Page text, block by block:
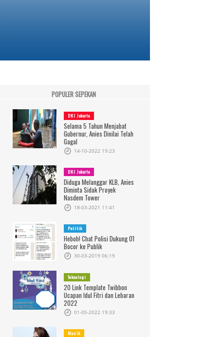
POPULER SEPEKAN
DKI Jakarta
Selama 5 Tahun Menjabat
Gubernur, Anies Dinilai Telah
Gagal
14-10-2022 19:23
DKI Jakarta
Diduga Melanggar KLB, Anies
Diminta Sidak Proyek
Nasdem Tower
18-03-2021 11:41
Politik
Heboh! Chat Polisi Dukung 01
Bocor ke Publik
30-03-2019 06:19
Teknologi
20 Link Template Twibbon
Ucapan Idul Fitri dan Lebaran
2022
01-05-2022 19:33
Musik